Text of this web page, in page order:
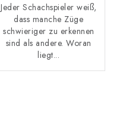
Jeder Schachspieler weiß,
dass manche Züge
schwieriger zu erkennen
sind als andere. Woran
liegt...